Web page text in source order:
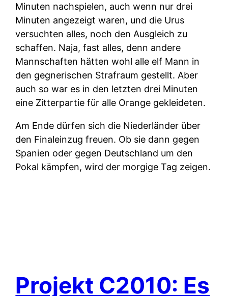
Minuten nachspielen, auch wenn nur drei
Minuten angezeigt waren, und die Urus
versuchten alles, noch den Ausgleich zu
schaffen. Naja, fast alles, denn andere
Mannschaften hätten wohl alle elf Mann in
den gegnerischen Strafraum gestellt. Aber
auch so war es in den letzten drei Minuten
eine Zitterpartie für alle Orange gekleideten.
Am Ende dürfen sich die Niederländer über
den Finaleinzug freuen. Ob sie dann gegen
Spanien oder gegen Deutschland um den
Pokal kämpfen, wird der morgige Tag zeigen.
Projekt C2010: Es